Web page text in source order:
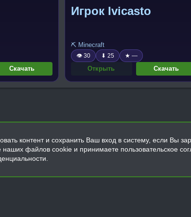
Скачать
Игрок Ivicasto
⛏️ Minecraft
👁 30 ⬇ 25 ★ —
Открыть Скачать
контент и сохранить Ваш вход в систему, если Вы
файлов cookie и принимаете пользовательское